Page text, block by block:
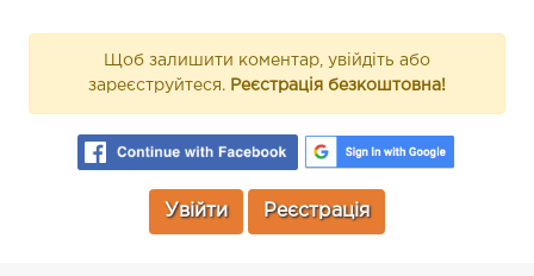
Щоб залишити коментар, увійдіть або
зареєструйтеся. Реєстрація безкоштовна!
Увійти Реєстрація